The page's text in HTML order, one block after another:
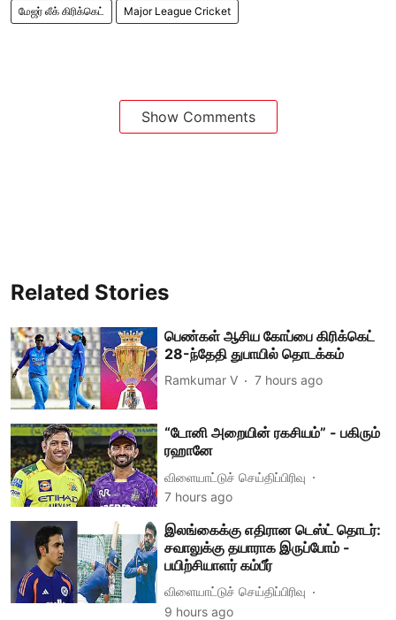
மேஜர் லீக் கிரிக்கெட் Major League Cricket
Show Comments
Related Stories
பெண்கள் ஆசிய கோப்பை கிரிக்கெட்
28-ந்தேதி துபாயில் தொடக்கம்
Ramkumar V 7 hours ago
“டோனி அறையின் ரகசியம்” - பகிரும்
ரஹானே
விளையாட்டுச் செய்திப்பிரிவு
7 hours ago
இலங்கைக்கு எதிரான டெஸ்ட் தொடர்:
சவாலுக்கு தயாராக இருப்போம் -
பயிற்சியாளர் கம்பீர்
விளையாட்டுச் செய்திப்பிரிவு
9 hours ago